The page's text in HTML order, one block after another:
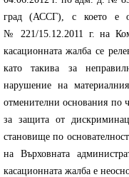
град (АССГ), с което е
№ 221/15.12.2011 г. на
касационната жалба се
като такива за
нарушение на
отменителни основания
за защита от
становище по
на Върховната
касационната жалба е